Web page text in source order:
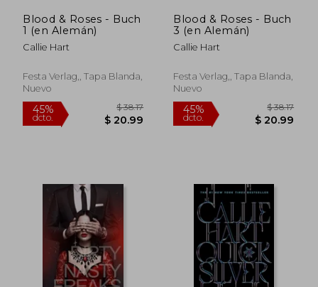
Blood & Roses - Buch
1 (en Alemán)
Callie Hart
Festa Verlag,, Tapa Blanda,
Nuevo
Blood & Roses - Buch
3 (en Alemán)
Callie Hart
Festa Verlag,, Tapa Blanda,
Nuevo